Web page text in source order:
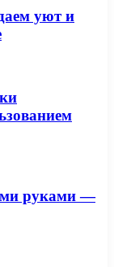
уют и
руками —